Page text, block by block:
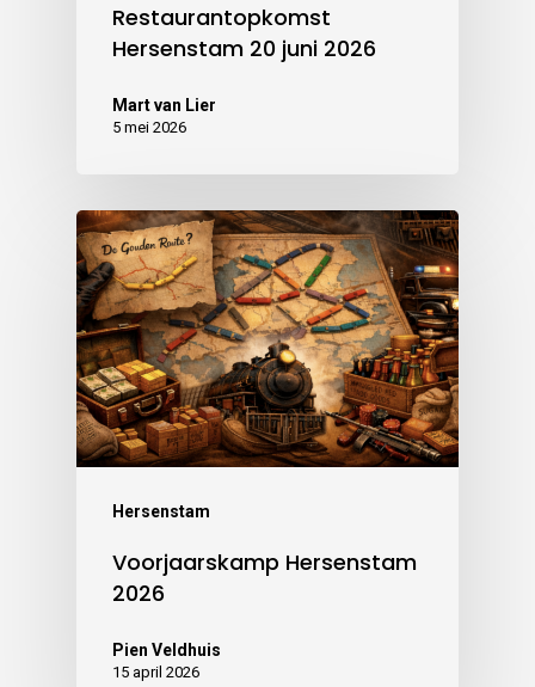
Restaurantopkomst
Hersenstam 20 juni 2026
Mart van Lier
5 mei 2026
Hersenstam
Voorjaarskamp Hersenstam
2026
Pien Veldhuis
15 april 2026